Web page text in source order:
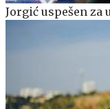
Jorgić uspešen za